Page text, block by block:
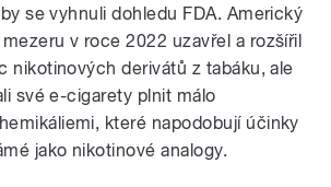
se vyhnuli dohledu FDA. Americký
v roce 2022 uzavřel a rozšířil
nikotinových derivátů z tabáku, ale
své e-cigarety plnit málo
které napodobují účinky
jako nikotinové analogy.